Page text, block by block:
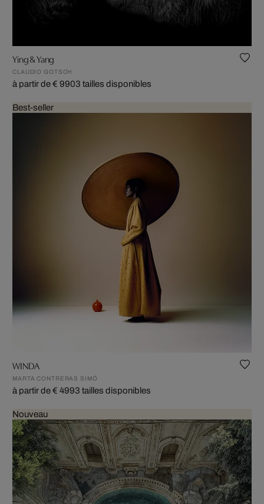
Ying & Yang
CLAUDIO GOTSCH
à partir de € 9903 tailles disponibles
Best-seller
WINDA
MARTA CONTRERAS SIMÓ
à partir de € 4993 tailles disponibles
Nouveau